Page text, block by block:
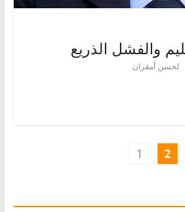
والفشل الذريع
لحسن أمقران
1 2